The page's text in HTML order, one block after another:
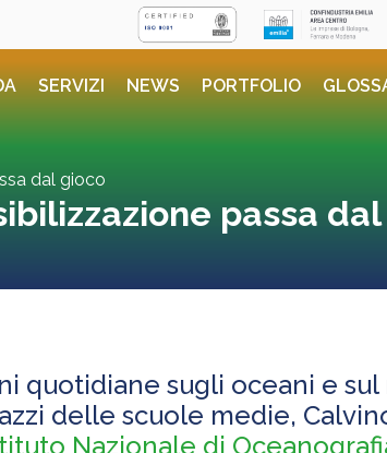
SERVIZI NEWS PORTFOLIO
dal gioco
passa
quotidiane sugli oceani e
delle scuole medie,
Nazionale di